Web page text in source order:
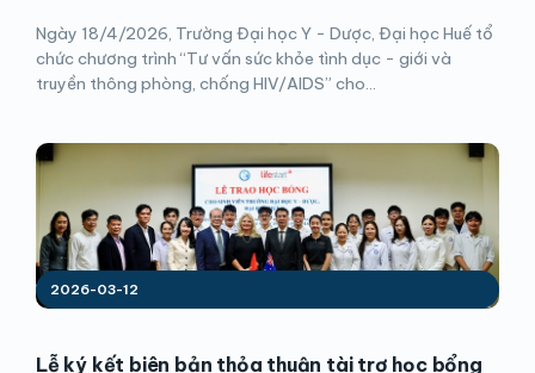
Ngày 18/4/2026, Trường Đại học Y - Dược, Đại học Huế tổ
chức chương trình “Tư vấn sức khỏe tình dục - giới và
truyền thông phòng, chống HIV/AIDS” cho...
2026-03-12
Lễ ký kết biên bản thỏa thuận tài trợ học bổng